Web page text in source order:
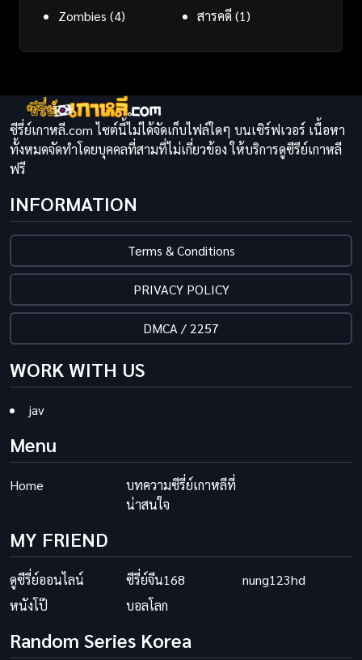
Zombies (4) สารคดี(1)
ซีรี่ย์เกาหลี.com ไซต์นี้ไม่ได้จัดเก็บไฟล์ใดๆ บนเซิร์ฟเวอร์ เนื้อหา
ทั้งหมดจัดทำโดยบุคคลที่สามที่ไม่เกี่ยวข้อง ให้บริการดูซีรีย์เกาหลี
ฟรี
INFORMATION
Terms & Conditions
PRIVACY POLICY
DMCA / 2257
WORK WITH US
jav
Menu
Home
บทความซีรี่ย์เกาหลีที่
น่าสนใจ
MY FRIEND
ดูซีรี่ย์ออนไลน์ ซีรี่ย์จีน168
nung123hd
หนังโป๊
บอลโลก
Random Series Korea